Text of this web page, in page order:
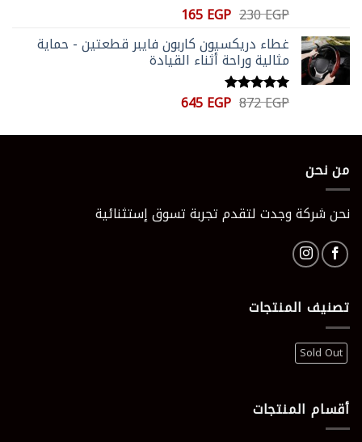
تم التقييم
230EGP السعر
هو:
230 EGP.
165EGP السعر
هو:
165 EGP.
غطاء دريكسيون كاربون فايبر قطعتين - حماية
مثالية وراحة أثناء القيادة
تم التقييم
872EGP السعر
هو:
645EGP السعر
هو:
من نحن
نحن شركة وجدت لتقدم تجربة تسوق إستثنائية
تصنيف المنتجات
Sold Out
أقسام المنتجات